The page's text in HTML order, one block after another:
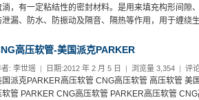
淌，有一定粘结性的密封材料。是用来填充构形间隙
泄漏、防水、防振动及隔音、隔热等作用，用于缠绕
高压软管-美国派克PARKER
: 李世瑶 | 日期:2012 年 2 月 5 日 | 浏览量 3,354 | 评
国派克PARKER高压软管 CNG高压软管 高压软管 美
软管 PARKER CNG高压软管 PARKER高压软管